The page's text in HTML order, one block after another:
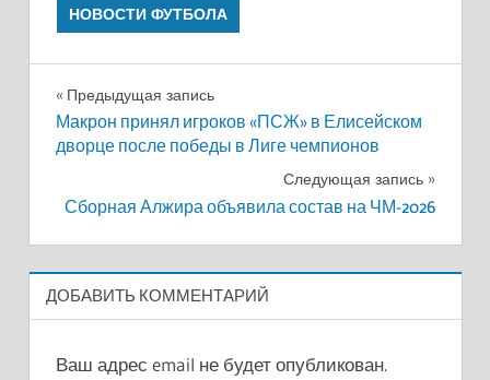
НОВОСТИ ФУТБОЛА
Навигация
по
Предыдущая запись
Макрон принял игроков «ПСЖ» в Елисейском
дворце после победы в Лиге чемпионов
Следующая запись
Сборная Алжира объявила состав на ЧМ-2026
ДОБАВИТЬ КОММЕНТАРИЙ
Ваш адрес email не будет опубликован.